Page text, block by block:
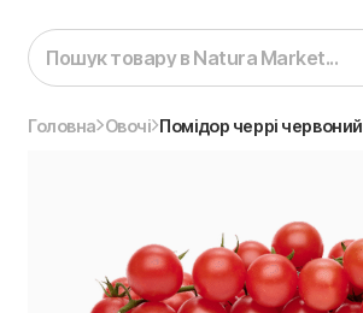
Головна Овочі Помідор черрі червоний